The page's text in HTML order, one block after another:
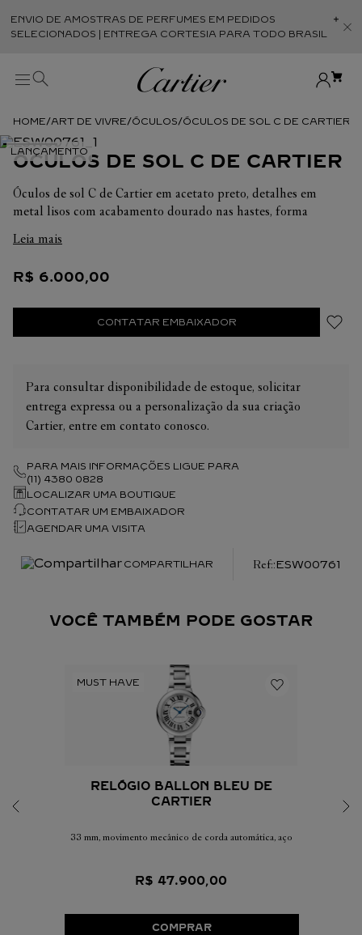
ENVIO DE AMOSTRAS DE PERFUMES EM PEDIDOS
SELECIONADOS | ENTREGA CORTESIA PARA TODO BRASIL
ART DE VIVRE ÓCULOS ÓCULOS DE SOL C DE CARTIER
ÓCULOS DE SOL C DE CARTIER
Óculos de sol C de Cartier em acetato preto, detalhes em
metal lisos com acabamento dourado nas hastes, forma
Dimensões: Lentes: 54 mm. Ponte: 20 mm. Hastes: 145 mm.
Leia mais
R$ 6.000,00
CONTATAR EMBAIXADOR
Para consultar disponibilidade de estoque, solicitar
entrega expressa ou a personalização da sua criação
Cartier, entre em contato conosco.
PARA MAIS INFORMAÇÕES LIGUE PARA
(11) 4380 0828
LOCALIZAR UMA BOUTIQUE
CONTATAR UM EMBAIXADOR
AGENDAR UMA VISITA
COMPARTILHAR :ESW00761
VOCÊ TAMBÉM PODE GOSTAR
RELÓGIO BALLON BLEU DE
CARTIER
33 mm, movimento mecânico de corda automática, aço
R$ 47.900,00
COMPRAR